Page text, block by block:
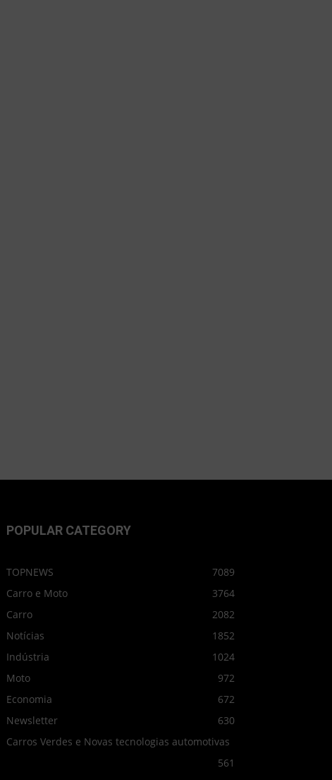
POPULAR CATEGORY
TOPNEWS
7089
Carro e Moto
3764
Carro
2082
Notícias
1852
Indústria
1024
Moto
972
Economia
672
Newsletter
630
Carros Verdes e Novas tecnologias automotivas
561